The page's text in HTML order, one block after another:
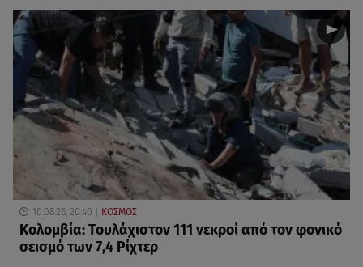
10.08.26, 20:40 ΚΟΣΜΟΣ
Κολομβία: Τουλάχιστον 111 νεκροί από τον φονικό
σεισμό των 7,4 Ρίχτερ